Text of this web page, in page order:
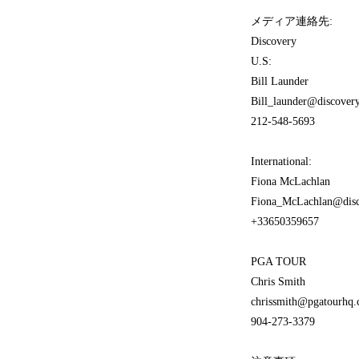
メディア連絡先:
Discovery
U.S:
Bill Launder
212-548-5693
International:
Fiona McLachlan
+33650359657
PGA TOUR
Chris Smith
904-273-3379